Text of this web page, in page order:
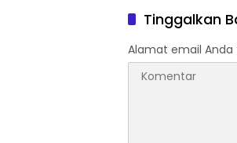
Tinggalkan
Alamat email Anda